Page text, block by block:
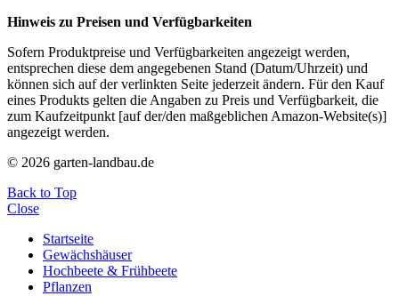
Hinweis zu Preisen und Verfügbarkeiten
Sofern Produktpreise und Verfügbarkeiten angezeigt werden,
entsprechen diese dem angegebenen Stand (Datum/Uhrzeit) und
können sich auf der verlinkten Seite jederzeit ändern. Für den Kauf
eines Produkts gelten die Angaben zu Preis und Verfügbarkeit, die
zum Kaufzeitpunkt [auf der/den maßgeblichen Amazon-Website(s)]
angezeigt werden.
© 2026 garten-landbau.de
Back to Top
Close
Startseite
Gewächshäuser
Hochbeete & Frühbeete
Pflanzen